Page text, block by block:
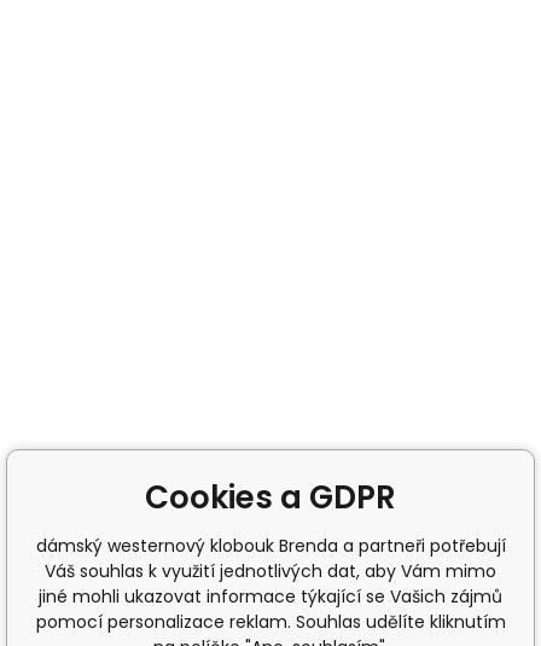
Cookies a GDPR
dámský westernový klobouk Brenda a partneři potřebují
Váš souhlas k využití jednotlivých dat, aby Vám mimo
jiné mohli ukazovat informace týkající se Vašich zájmů
pomocí personalizace reklam. Souhlas udělíte kliknutím